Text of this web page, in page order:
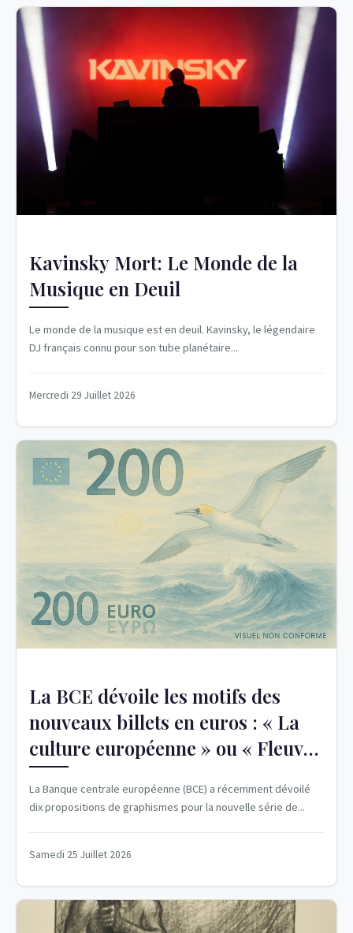
Kavinsky Mort: Le Monde de la
Musique en Deuil
Le monde de la musique est en deuil. Kavinsky, le légendaire
DJ français connu pour son tube planétaire...
Mercredi 29 Juillet 2026
La BCE dévoile les motifs des
nouveaux billets en euros : « La
culture européenne » ou « Fleuves
et oiseaux »
La Banque centrale européenne (BCE) a récemment dévoilé
dix propositions de graphismes pour la nouvelle série de...
Samedi 25 Juillet 2026